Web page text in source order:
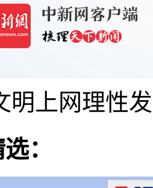
明上网理性
：